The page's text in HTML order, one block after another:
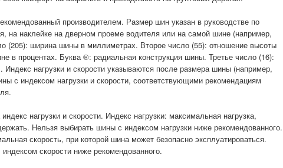
производителем. Размер шин указан в руководстве по
на наклейке на дверном проеме водителя или на самой шине (например,
(205): ширина шины в миллиметрах. Второе число (55): отношение высоты
в процентах. Буква ®: радиальная конструкция шины. Третье число (16):
нагрузки и скорости указываются после размера шины (например,
с индексом нагрузки и скорости, соответствующими рекомендациям
нагрузки и скорости. Индекс нагрузки: максимальная нагрузка,
Нельзя выбирать шины с индексом нагрузки ниже рекомендованного.
скорость, при которой шина может безопасно эксплуатироваться.
скорости ниже рекомендованного.